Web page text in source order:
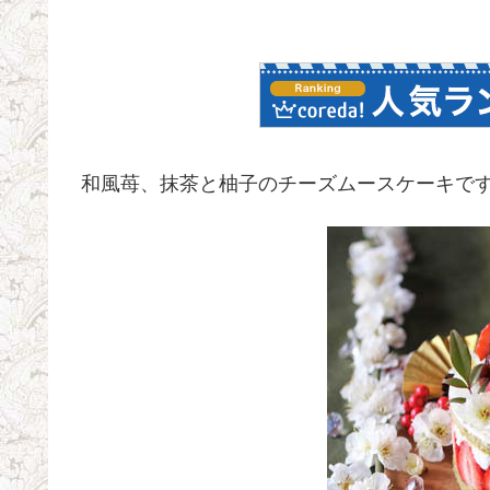
和風苺、抹茶と柚子のチーズムースケーキで